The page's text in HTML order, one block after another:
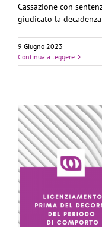
Cassazione con
giudicato la
9 Giugno 2023
Continua a leggere